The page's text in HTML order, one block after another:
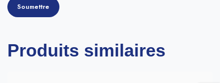
Produits similaires